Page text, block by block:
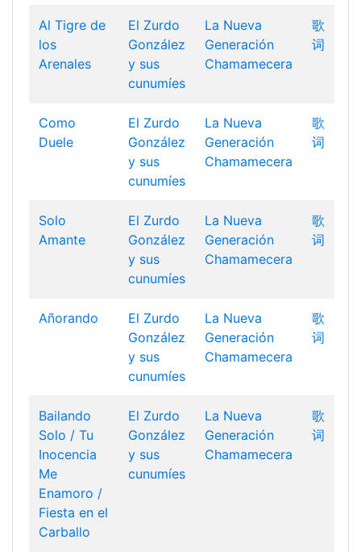
Al Tigre de
los
Arenales
El Zurdo
González
y sus
cunumíes
La Nueva
Generación
Chamamecera
歌
词
Como
Duele
El Zurdo
González
y sus
cunumíes
La Nueva
Generación
Chamamecera
歌
词
Solo
Amante
El Zurdo
González
y sus
cunumíes
La Nueva
Generación
Chamamecera
歌
词
Añorando
El Zurdo
González
y sus
cunumíes
La Nueva
Generación
Chamamecera
歌
词
Bailando
Solo / Tu
Inocencia
Me
Enamoro /
Fiesta en el
Carballo
El Zurdo
González
y sus
cunumíes
La Nueva
Generación
Chamamecera
歌
词